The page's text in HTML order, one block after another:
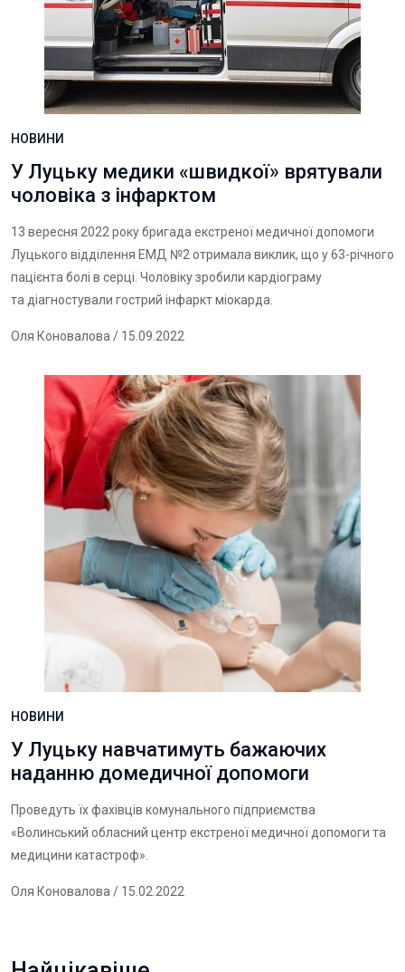
НОВИНИ
У Луцьку медики «швидкої» врятували
чоловіка з інфарктом
13 вересня 2022 року бригада екстреної медичної допомоги
Луцького відділення ЕМД №2 отримала виклик, що у 63-річного
пацієнта болі в серці. Чоловіку зробили кардіограму
та діагностували гострий інфаркт міокарда.
Оля Коновалова / 15.09.2022
НОВИНИ
У Луцьку навчатимуть бажаючих
наданню домедичної допомоги
Проведуть їх фахівців комунального підприємства
«Волинський обласний центр екстреної медичної допомоги та
медицини катастроф».
Оля Коновалова / 15.02.2022